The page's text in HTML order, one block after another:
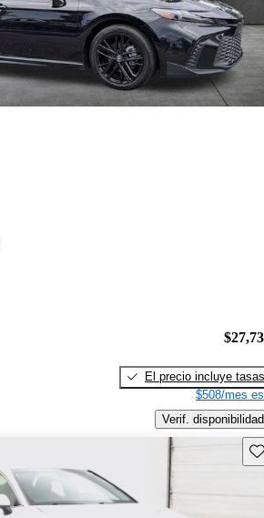
El precio incluye tasas
$508/mes
Verif. disponibilidad